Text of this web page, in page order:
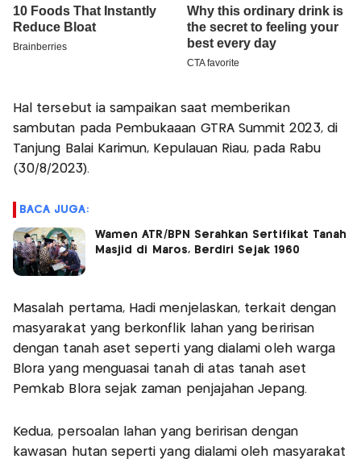
Hal tersebut ia sampaikan saat memberikan
sambutan pada Pembukaaan GTRA Summit 2023, di
Tanjung Balai Karimun, Kepulauan Riau, pada Rabu
(30/8/2023).
BACA JUGA:
Wamen ATR/BPN Serahkan Sertifikat Tanah
Masjid di Maros, Berdiri Sejak 1960
Masalah pertama, Hadi menjelaskan, terkait dengan
masyarakat yang berkonflik lahan yang beririsan
dengan tanah aset seperti yang dialami oleh warga
Blora yang menguasai tanah di atas tanah aset
Pemkab Blora sejak zaman penjajahan Jepang.
Kedua, persoalan lahan yang beririsan dengan
kawasan hutan seperti yang dialami oleh masyarakat